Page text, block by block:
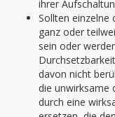
ihrer
Sollten einzelne
ganz oder
sein oder
davon nicht
die unwirksame
durch eine